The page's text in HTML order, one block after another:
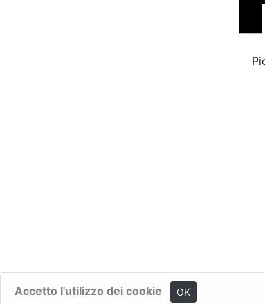
Accetto l'utilizzo dei cookie OK